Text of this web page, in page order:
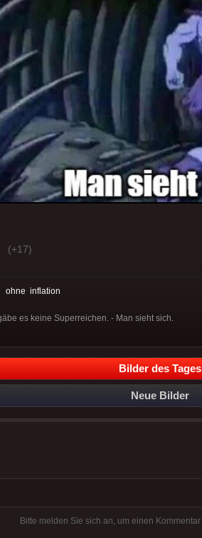
(+17)
ohne inflation
es keine Superreichen. - Man sieht sich.
Bilder des Tages
Neue Bilder
Bitte melden Sie sich an, um einen